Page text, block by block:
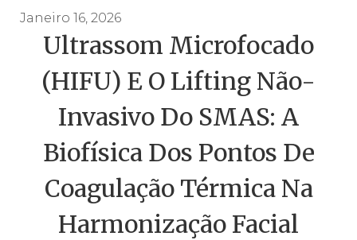
Janeiro 16, 2026
Ultrassom Microfocado
(HIFU) E O Lifting Não-
Invasivo Do SMAS: A
Biofísica Dos Pontos De
Coagulação Térmica Na
Harmonização Facial